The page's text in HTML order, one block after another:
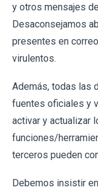
y otros mensajes
Desaconsejamos
presentes en
virulentos.
Además, todas las
fuentes oficiales y
activar y actualizar
funciones/
terceros pueden
Debemos insistir